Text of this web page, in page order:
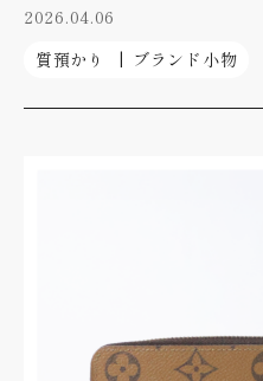
2026.04.06
質預かり
ブランド小物